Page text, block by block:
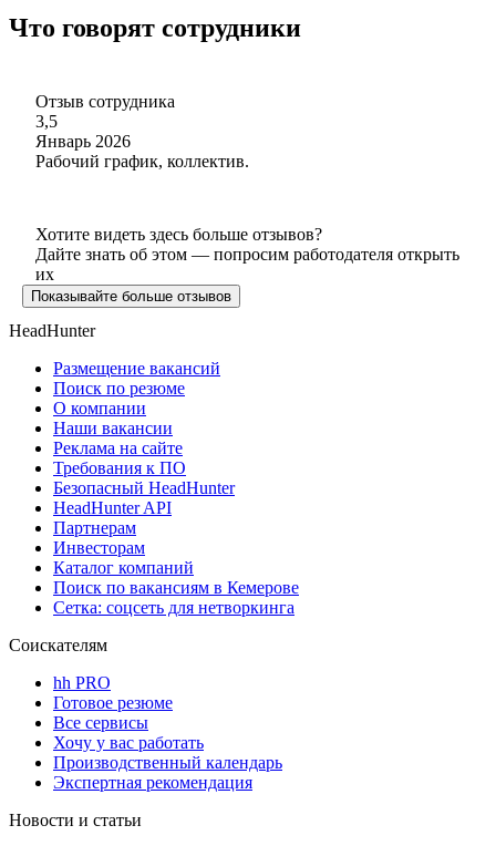
Что говорят сотрудники
Отзыв сотрудника
3,5
Январь 2026
Рабочий график, коллектив.
Хотите видеть здесь больше отзывов?
Дайте знать об этом — попросим работодателя открыть
их
Показывайте больше отзывов
HeadHunter
Размещение вакансий
Поиск по резюме
О компании
Наши вакансии
Реклама на сайте
Требования к ПО
Безопасный HeadHunter
HeadHunter API
Партнерам
Инвесторам
Каталог компаний
Поиск по вакансиям в Кемерове
Сетка: соцсеть для нетворкинга
Соискателям
hh PRO
Готовое резюме
Все сервисы
Хочу у вас работать
Производственный календарь
Экспертная рекомендация
Новости и статьи